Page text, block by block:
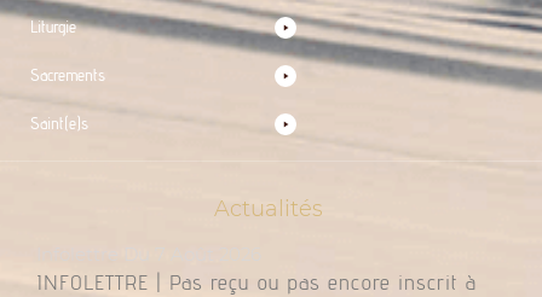
Liturgie
Sacrements
Saint(e)s
Actualités
INFOLETTRE | Pas reçu ou pas encore inscrit à